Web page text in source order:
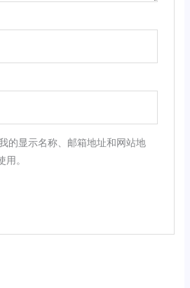
的显示名称、邮箱地址和网站地
。